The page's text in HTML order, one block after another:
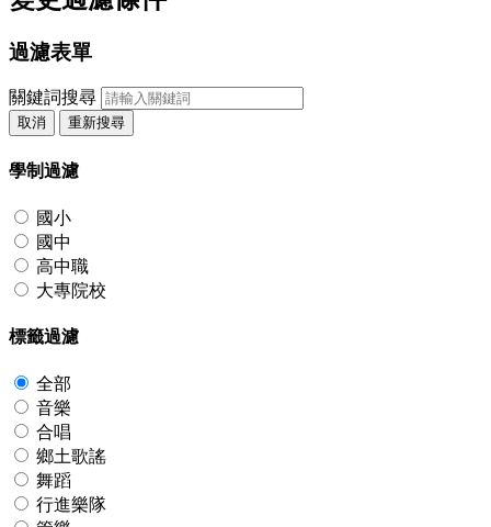
過濾表單
關鍵詞搜尋
取消 重新搜尋
學制過濾
國小
國中
高中職
大專院校
標籤過濾
全部
音樂
合唱
鄉土歌謠
舞蹈
行進樂隊